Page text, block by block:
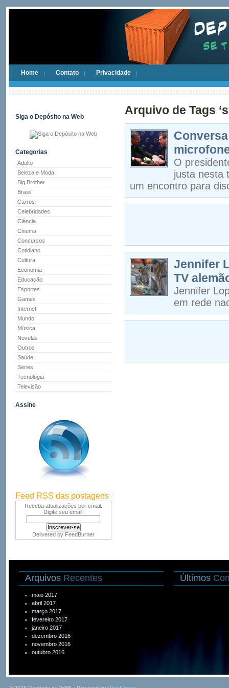
Home Contato Privacidade
Siga o Depósito na Web
Categorias
Adulto
Beleza e Moda
Big Brother
Brasil
Carros
Celebridades
Ciência
Cinema
Concursos
Cotidiano
Cultura
Economia
Educação
Esportes
Games
Internet
Mundo
Música
Novelas
Outros
Saúde
Series
Tecnologia
Televisão
Assine
Feed RSS das postagens
Receba atualizações por email.
Digite seu email:
Delivered by FeedBurner
Arquivo de Tags
O
justa nesta
um encontro para
Jennifer
TV
Jennifer
em rede
Arquivos Recentes
maio 2017
abril 2017
março 2017
fevereiro 2017
janeiro 2017
dezembro 2016
novembro 2016
outubro 2016
Últimos